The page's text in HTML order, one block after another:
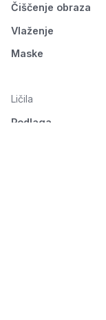
Čiščenje obraza
Vlaženje
Maske
Ličila
Podlaga